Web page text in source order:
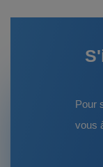
Pour
vous